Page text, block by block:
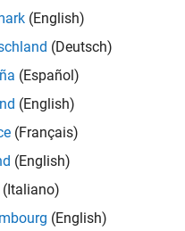
(English)
(Deutsch)
(Español)
(English)
(Français)
(English)
(Italiano)
(English)